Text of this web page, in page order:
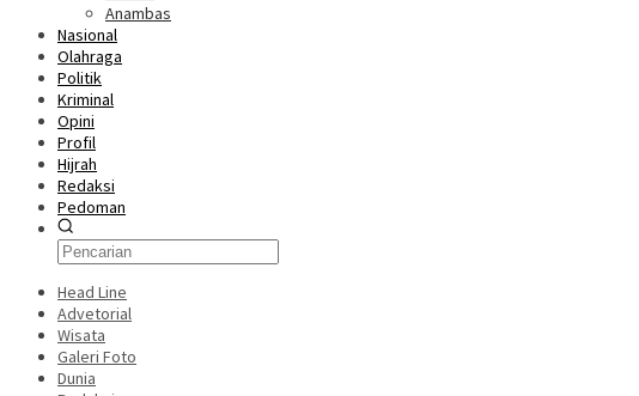
Anambas
Nasional
Olahraga
Politik
Kriminal
Opini
Profil
Hijrah
Redaksi
Pedoman
Head Line
Advetorial
Wisata
Galeri Foto
Dunia